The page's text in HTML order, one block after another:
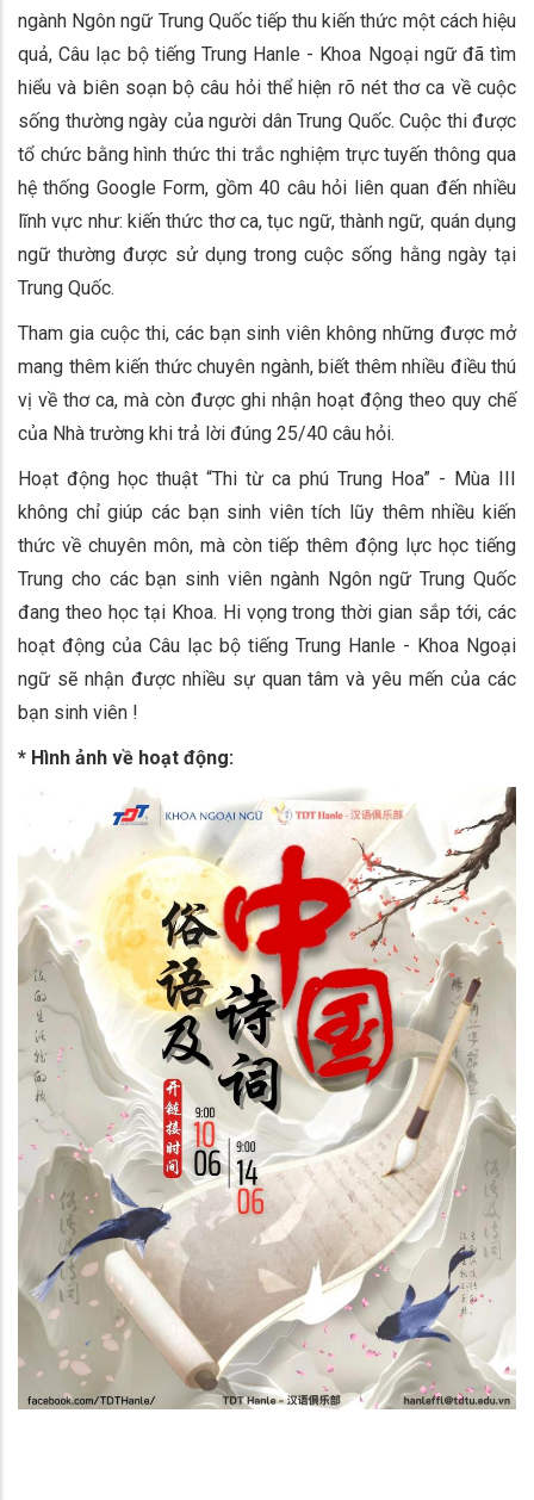
ngành Ngôn ngữ Trung Quốc tiếp thu kiến thức một cách hiệu
quả, Câu lạc bộ tiếng Trung Hanle - Khoa Ngoại ngữ đã tìm
hiểu và biên soạn bộ câu hỏi thể hiện rõ nét thơ ca về cuộc
sống thường ngày của người dân Trung Quốc. Cuộc thi được
tổ chức bằng hình thức thi trắc nghiệm trực tuyến thông qua
hệ thống Google Form, gồm 40 câu hỏi liên quan đến nhiều
lĩnh vực như: kiến thức thơ ca, tục ngữ, thành ngữ, quán dụng
ngữ thường được sử dụng trong cuộc sống hằng ngày tại
Trung Quốc.
Tham gia cuộc thi, các bạn sinh viên không những được mở
mang thêm kiến thức chuyên ngành, biết thêm nhiều điều thú
vị về thơ ca, mà còn được ghi nhận hoạt động theo quy chế
của Nhà trường khi trả lời đúng 25/40 câu hỏi.
Hoạt động học thuật “Thi từ ca phú Trung Hoa” - Mùa III
không chỉ giúp các bạn sinh viên tích lũy thêm nhiều kiến
thức về chuyên môn, mà còn tiếp thêm động lực học tiếng
Trung cho các bạn sinh viên ngành Ngôn ngữ Trung Quốc
đang theo học tại Khoa. Hi vọng trong thời gian sắp tới, các
hoạt động của Câu lạc bộ tiếng Trung Hanle - Khoa Ngoại
ngữ sẽ nhận được nhiều sự quan tâm và yêu mến của các
bạn sinh viên !
* Hình ảnh về hoạt động: